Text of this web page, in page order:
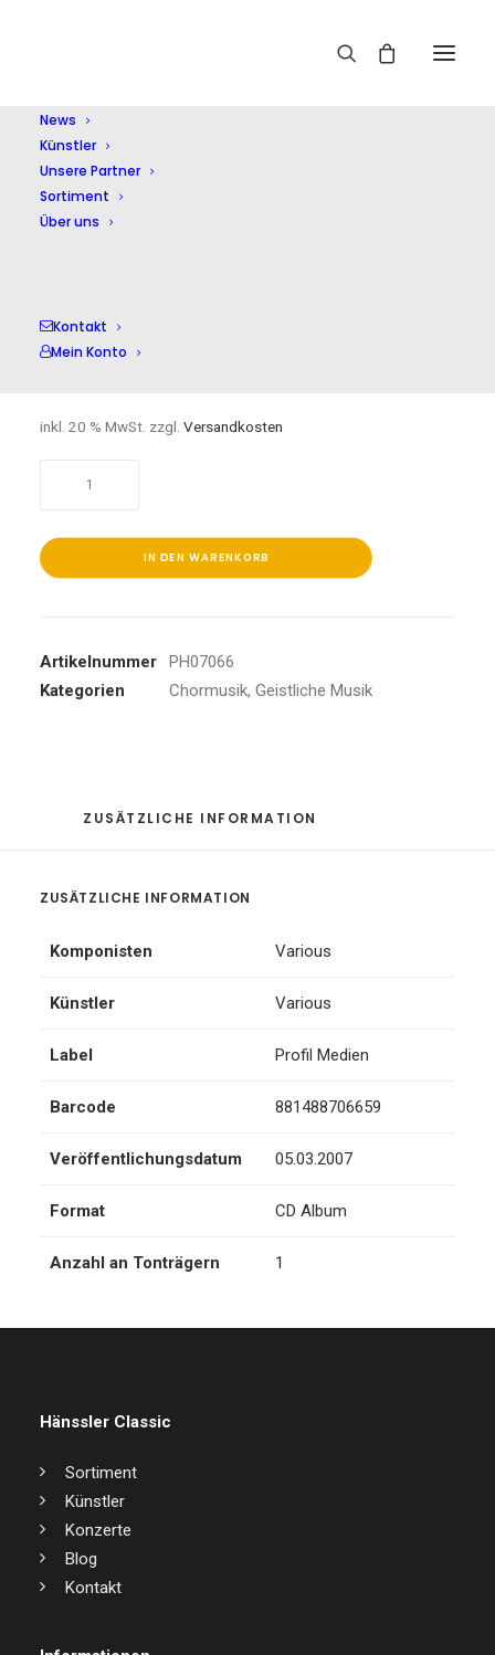
News
Künstler
Unsere Partner
Sortiment
Über uns
Kontakt
Mein Konto
Musik Für Die Seele Vol.2
Vol.2
inkl. 20 % MwSt. zzgl. Versandkosten
Seele
IN DEN WARENKORB
Artikelnummer
PH07066
Kategorien
Chormusik, Geistliche Musik
ZUSÄTZLICHE INFORMATION
ZUSÄTZLICHE INFORMATION
Komponisten Various
Künstler Various
Label Profil Medien
Barcode 881488706659
Veröffentlichungsdatum 05.03.2007
Format CD Album
Anzahl an Tonträgern 1
Hänssler Classic
Sortiment
Künstler
Konzerte
Blog
Kontakt